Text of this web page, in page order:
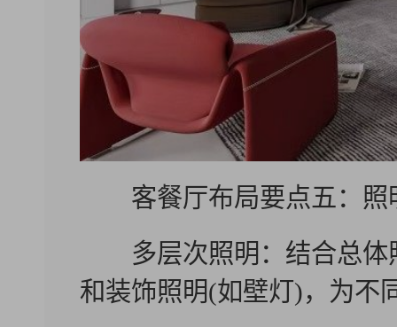
客餐厅布局要点五：照
多层次照明：结合总体
和装饰照明(如壁灯)，为不